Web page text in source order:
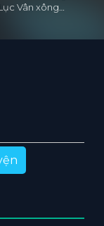
Vân xông…